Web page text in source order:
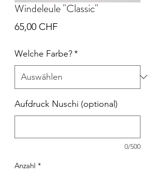
Windeleule "Classic"
65,00 CHFPreis
Welche Farbe?*
Aufdruck Nuschi (optional)
0/500
Anzahl *